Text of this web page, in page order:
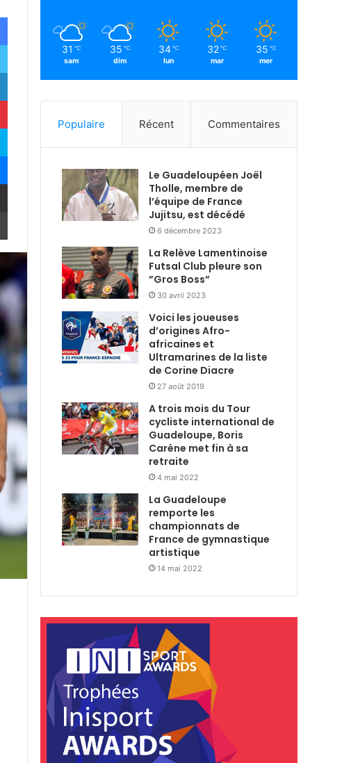
31 ℃
sam
35 ℃
dim
34 ℃
lun
32 ℃
mar
35 ℃
mer
Populaire Récent Commentaires
Le Guadeloupéen Joël
Tholle, membre de
l’équipe de France
Jujitsu, est décédé
6 décembre 2023
La Relève Lamentinoise
Futsal Club pleure son
”Gros Boss”
30 avril 2023
Voici les joueuses
d’origines Afro-
africaines et
Ultramarines de la liste
de Corine Diacre
27 août 2019
A trois mois du Tour
cycliste international de
Guadeloupe, Boris
Carène met fin à sa
retraite
4 mai 2022
La Guadeloupe
remporte les
championnats de
France de gymnastique
artistique
14 mai 2022